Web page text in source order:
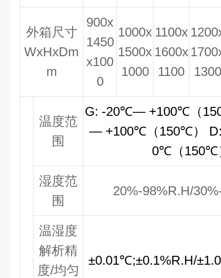
外箱尺寸
WxHxDm
m
900x
1450
x100
0
1000x
1500x
1000
1100x
1600x
1100
1300
温度范
围
G: -20℃— +100℃（
— +100℃（150℃）
0℃（150℃
湿度范
围
20%-98%R.H/
温湿度
解析精
度/均匀
±0.01℃;±0.1%R.H/±